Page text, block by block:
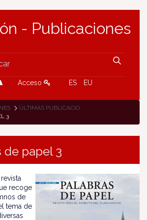
- Publicaciones
Acceso ES EU
ÚLTIMAS PUBLICACIONES
3
de papel 3
recoge
de
tema de